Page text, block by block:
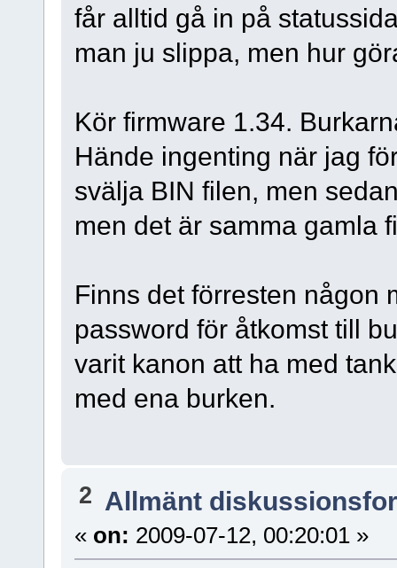
får alltid gå in på
man ju slippa, men hur
Kör firmware 1.34.
Hände ingenting när jag
svälja BIN filen, men
men det är samma gamla
Finns det förresten någon
password för åtkomst till
varit kanon att ha med
med ena burken.
2 Allmänt
« on: 2009-07-12, 00:20:01 »